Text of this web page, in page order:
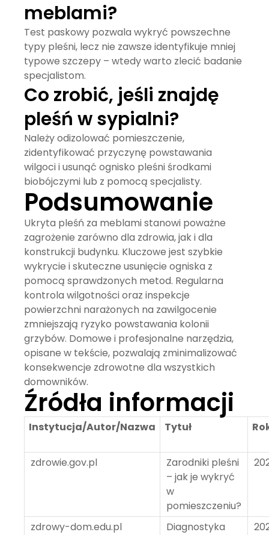
meblami?
Test paskowy pozwala wykryć powszechne
typy pleśni, lecz nie zawsze identyfikuje mniej
typowe szczepy – wtedy warto zlecić badanie
specjalistom.
Co zrobić, jeśli znajdę
pleśń w sypialni?
Należy odizolować pomieszczenie,
zidentyfikować przyczynę powstawania
wilgoci i usunąć ognisko pleśni środkami
biobójczymi lub z pomocą specjalisty.
Podsumowanie
Ukryta pleśń za meblamistanowi poważne
zagrożenie zarówno dla zdrowia, jak i dla
konstrukcji budynku. Kluczowe jest szybkie
wykrycie i skuteczne usunięcie ogniska z
pomocą sprawdzonych metod. Regularna
kontrola wilgotności oraz inspekcje
powierzchni narażonych na zawilgocenie
zmniejszają ryzyko powstawania kolonii
grzybów. Domowe i profesjonalne narzędzia,
opisane w tekście, pozwalają zminimalizować
konsekwencje zdrowotne dla wszystkich
domowników.
Źródła informacji
Instytucja/Autor/Nazwa Tytuł
zdrowie.gov.pl
Zarodniki pleśni
– jak je wykryć
w
pomieszczeniu?
zdrowy-dom.edu.pl
Diagnostyka